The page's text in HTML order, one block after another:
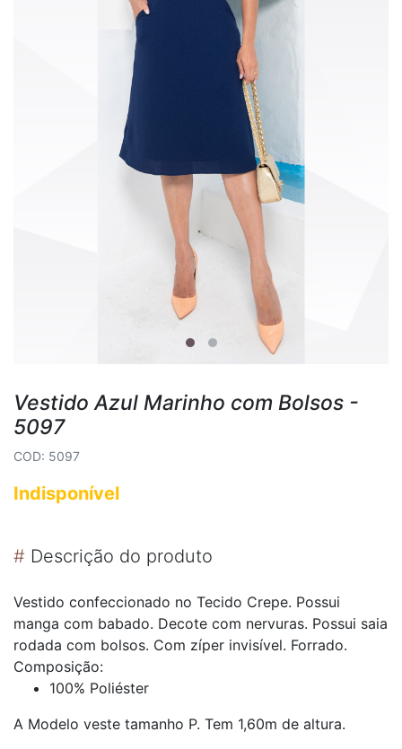
Vestido Azul Marinho com Bolsos -
5097
COD: 5097
Indisponível
# Descrição do produto
Vestido confeccionado no Tecido Crepe. Possui
manga com babado. Decote com nervuras. Possui saia
rodada com bolsos. Com zíper invisível. Forrado.
Composição:
100% Poliéster
A Modelo veste tamanho P. Tem 1,60m de altura.